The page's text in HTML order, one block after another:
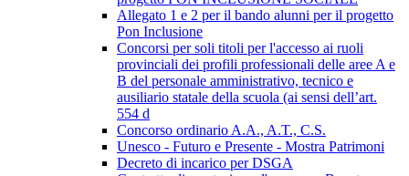
Allegato 1 e 2 per il bando alunni per il progetto
Pon Inclusione
Concorsi per soli titoli per l'accesso ai ruoli
provinciali dei profili professionali delle aree A e
B del personale amministrativo, tecnico e
ausiliario statale della scuola (ai sensi dell’art.
554 d
Concorso ordinario A.A., A.T., C.S.
Unesco - Futuro e Presente - Mostra Patrimoni
Decreto di incarico per DSGA